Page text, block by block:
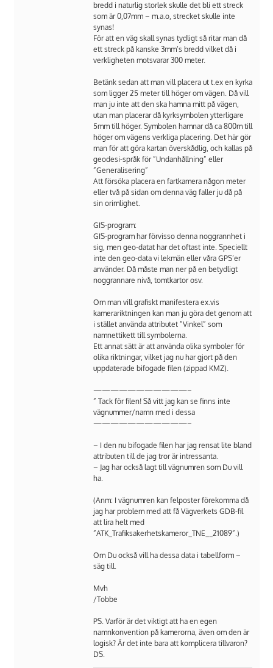
bredd i naturlig storlek skulle det bli ett streck
som är 0,07mm – m.a.o, strecket skulle inte
synas!
För att en väg skall synas tydligt så ritar man då
ett streck på kanske 3mm’s bredd vilket då i
verkligheten motsvarar 300 meter.
Betänk sedan att man vill placera ut t.ex en kyrka
som ligger 25 meter till höger om vägen. Då vill
man ju inte att den ska hamna mitt på vägen,
utan man placerar då kyrksymbolen ytterligare
5mm till höger. Symbolen hamnar då ca 800m till
höger om vägens verkliga placering. Det här gör
man för att göra kartan överskådlig, och kallas på
geodesi-språk för ”Undanhållning” eller
”Generalisering”
Att försöka placera en fartkamera någon meter
eller två på sidan om denna väg faller ju då på
sin orimlighet.
GIS-program:
GIS-program har förvisso denna noggrannhet i
sig, men geo-datat har det oftast inte. Speciellt
inte den geo-data vi lekmän eller våra GPS’er
använder. Då måste man ner på en betydligt
noggrannare nivå, tomtkartor osv.
Om man vill grafiskt manifestera ex.vis
kamerariktningen kan man ju göra det genom att
i stället använda attributet ”Vinkel” som
namnettikett till symbolerna.
Ett annat sätt är att använda olika symboler för
olika riktningar, vilket jag nu har gjort på den
uppdaterade bifogade filen (zippad KMZ).
———————————–
” Tack för filen! Så vitt jag kan se finns inte
vägnummer/namn med i dessa
———————————–
– I den nu bifogade filen har jag rensat lite bland
attributen till de jag tror är intressanta.
– Jag har också lagt till vägnumren som Du vill
ha.
(Anm: I vägnumren kan felposter förekomma då
jag har problem med att få Vägverkets GDB-fil
att lira helt med
”ATK_Trafiksakerhetskameror_TNE__21089”.)
Om Du också vill ha dessa data i tabellform –
säg till.
Mvh
/Tobbe
PS. Varför är det viktigt att ha en egen
namnkonvention på kamerorna, även om den är
logisk? Är det inte bara att komplicera tillvaron?
DS.